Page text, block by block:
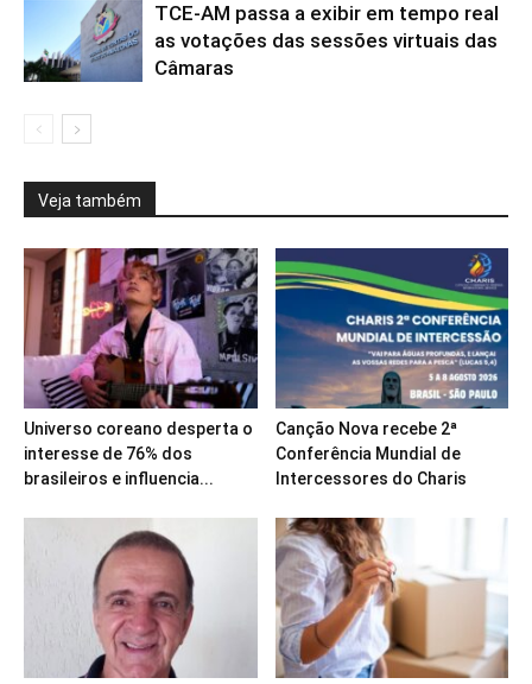
TCE-AM passa a exibir em tempo real
as votações das sessões virtuais das
Câmaras
Veja também
Universo coreano desperta o
interesse de 76% dos
brasileiros e influencia...
Canção Nova recebe 2ª
Conferência Mundial de
Intercessores do Charis